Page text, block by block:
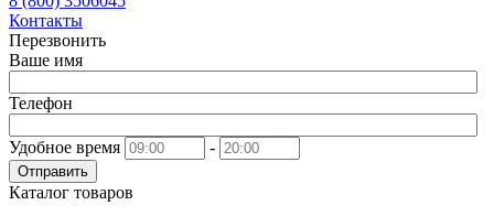
Контакты
Перезвонить
Ваше имя
Телефон
Удобное время -
Отправить
Каталог товаров